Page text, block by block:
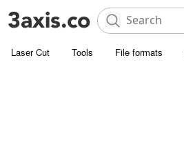
Laser Cut Tools File formats